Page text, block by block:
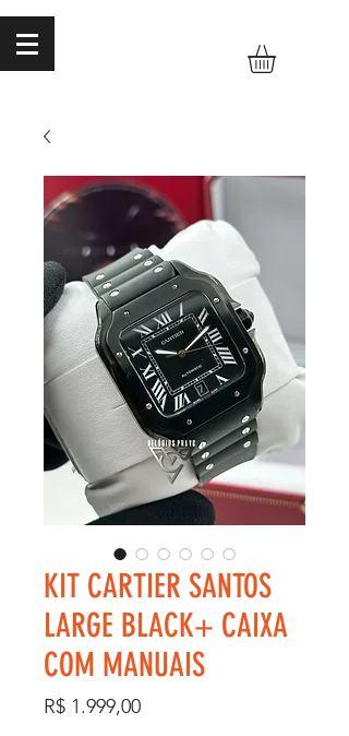
KIT CARTIER SANTOS
LARGE BLACK+ CAIXA
COM MANUAIS
R$ 1.999,00Preço